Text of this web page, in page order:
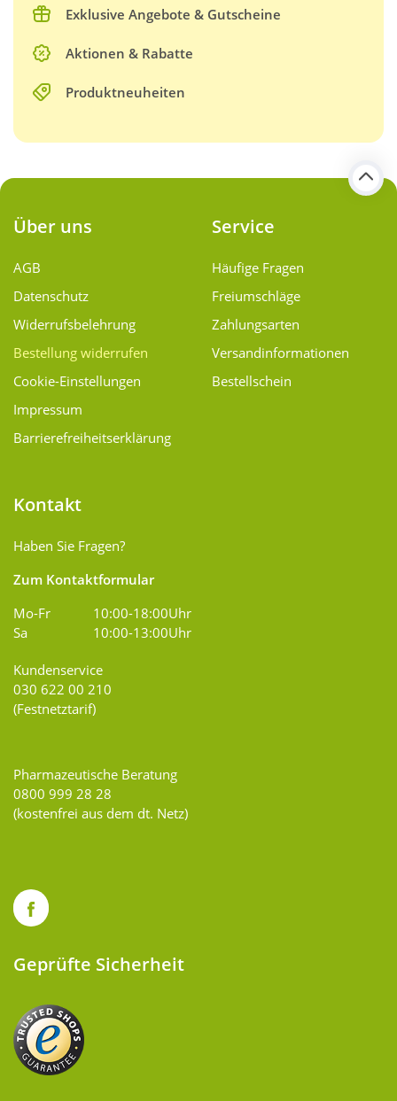
Exklusive Angebote & Gutscheine
Aktionen & Rabatte
Produktneuheiten
Über uns
AGB
Datenschutz
Widerrufsbelehrung
Bestellung widerrufen
Cookie-Einstellungen
Impressum
Barrierefreiheitserklärung
Service
Häufige Fragen
Freiumschläge
Zahlungsarten
Versand­informationen
Bestellschein
Kontakt
Haben Sie Fragen?
Zum Kontaktformular
Mo-Fr
10:00-18:00Uhr
Sa
10:00-13:00Uhr
Kundenservice
030 622 00 210
(Festnetztarif)
Pharmazeutische Beratung
0800 999 28 28
(kostenfrei aus dem dt. Netz)
Geprüfte Sicherheit